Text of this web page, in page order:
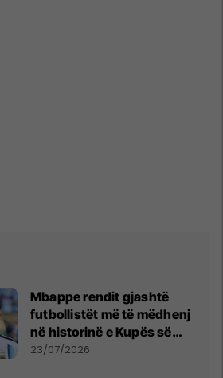
Mbappe rendit gjashtë
futbollistët më të mëdhenj
në historinë e Kupës së
Botës, Messi mbetet i dyti
23/07/2026